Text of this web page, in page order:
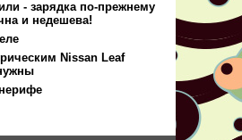
- зарядка по-прежнему
и недешева!
Nissan Leaf